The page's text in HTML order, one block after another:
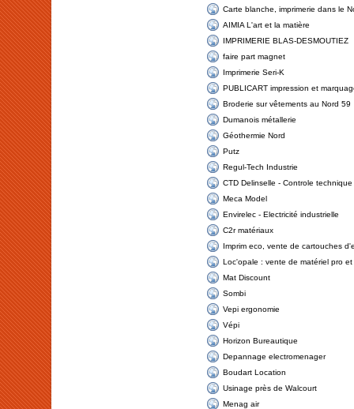
Carte blanche, imprimerie dans le
AIMIA L'art et la matière
IMPRIMERIE BLAS-DESMOUTIEZ
faire part magnet
Imprimerie Seri-K
PUBLICART impression et
Broderie sur vêtements au Nord 59
Dumanois métallerie
Géothermie Nord
Putz
Regul-Tech Industrie
CTD Delinselle - Controle
Meca Model
Envirelec - Electricité industrielle
C2r matériaux
Imprim eco, vente de cartouches
Loc'opale : vente de matériel pro et
Mat Discount
Sombi
Vepi ergonomie
Vépi
Horizon Bureautique
Depannage electromenager
Boudart Location
Usinage près de Walcourt
Menag air